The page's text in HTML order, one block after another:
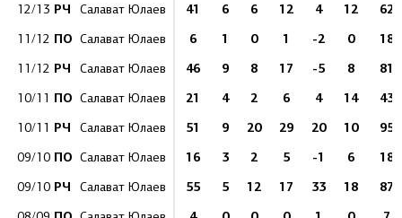
12/13 РЧ Салават Юлаев 41 6 6 12 4 12 62
11/12 ПО Салават Юлаев 6 1 0 1 -2 0 18
11/12 РЧ Салават Юлаев 46 9 8 17 -5 8 81
10/11 ПО Салават Юлаев 21 4 2 6 4 14 43
10/11 РЧ Салават Юлаев 51 9 20 29 20 10 95
09/10 ПО Салават Юлаев 16 3 2 5 -1 6 18
09/10 РЧ Салават Юлаев 55 5 12 17 33 18 87